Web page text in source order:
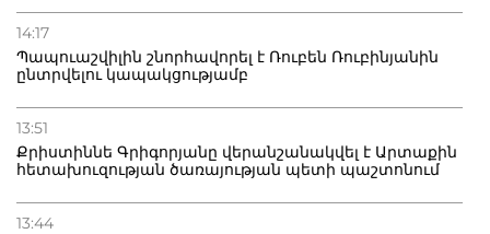
14:17
Պապուաշվիլին շնորհավորել է Ռուբեն Ռուբինյանին
ընտրվելու կապակցությամբ
13:51
Քրիստիննե Գրիգորյանը վերանշանակվել է Արտաքին
հետախուզության ծառայության պետի պաշտոնում
13:44